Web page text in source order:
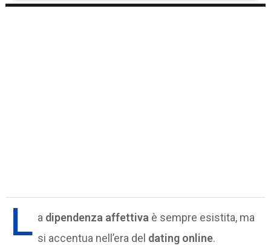
L a dipendenza affettiva è sempre esistita, ma
si accentua nell’era del dating online.